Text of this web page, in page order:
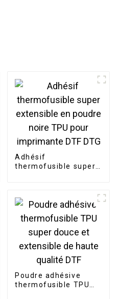
Adhésif
thermofusible super
Poudre adhésive
thermofusible TPU